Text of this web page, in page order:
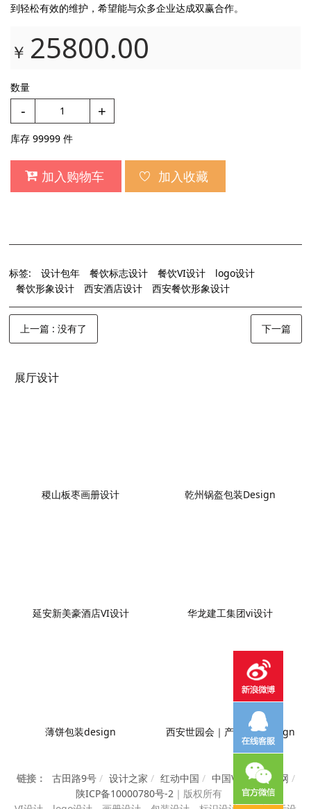
到轻松有效的维护，希望能与众多企业达成双赢合作。
￥ 25800.00
数量
- +
库存 99999 件
加入收藏
加入购物车
标签: 设计包年 餐饮标志设计 餐饮VI设计
logo设计
餐饮形象设计
西安酒店设计 西安餐饮形象设计
上一篇 : 没有了 下一篇
展厅设计
稷山板枣画册设计 乾州锅盔包装Design
延安新美豪酒店VI设计 华龙建工集团vi设计
薄饼包装design 西安世园会｜产品画册design
链接： 古田路9号 / 设计之家 / 红动中国 / 中国VI设计知识网 /
陕ICP备10000780号-2 ｜ 版权所有